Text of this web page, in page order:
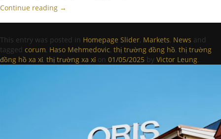
Continue reading →
This entry was posted in Homepage Slider, Markets, News and
tagged corum, Haso Mehmedovic, thị trường đồng hồ, thị trường
đồng hồ xa xỉ, thị trường xa xỉ on 01/05/2025 by Victor Leung.